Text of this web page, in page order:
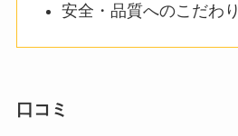
安全・品質へのこだわり
口コミ